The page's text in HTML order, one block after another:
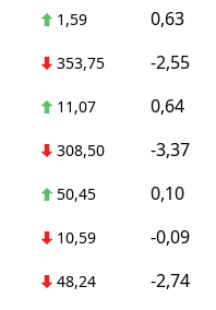
1,59 0,63
353,75 -2,55
11,07 0,64
308,50 -3,37
50,45 0,10
10,59 -0,09
48,24 -2,74